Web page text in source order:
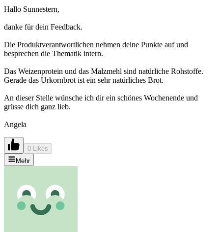
Hallo Sunnestern,
danke für dein Feedback.
Die Produktverantwortlichen nehmen deine Punkte auf und
besprechen die Thematik intern.
Das Weizenprotein und das Malzmehl sind natürliche Rohstoffe.
Gerade das Urkornbrot ist ein sehr natürliches Brot.
An dieser Stelle wünsche ich dir ein schönes Wochenende und
grüsse dich ganz lieb.
Angela
0 Likes
Mehr